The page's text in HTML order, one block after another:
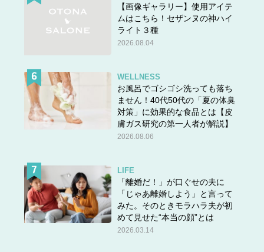
【画像ギャラリー】使用アイテ
ムはこちら！セザンヌの神ハイ
ライト３種
2026.08.04
WELLNESS
お風呂でゴシゴシ洗っても落ち
ません！40代50代の「夏の体臭
対策」に効果的な食品とは【皮
膚ガス研究の第一人者が解説】
2026.08.06
LIFE
「離婚だ！」が口ぐせの夫に
「じゃあ離婚しよう」と言って
みた。そのときモラハラ夫が初
めて見せた“本当の顔”とは
2026.03.14